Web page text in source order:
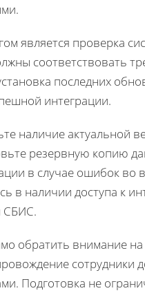
является проверка
соответствовать
последних
интеграции.
наличие актуальной
резервную копию
в случае ошибок во
в наличии доступа к
СБИС.
обратить внимание
сотрудники
Подготовка не